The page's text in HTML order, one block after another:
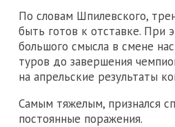
По словам Шпилевского,
быть готов к отставке. При
большого смысла в смене
туров до завершения
на апрельские результаты
Самым тяжелым, признался
постоянные поражения.